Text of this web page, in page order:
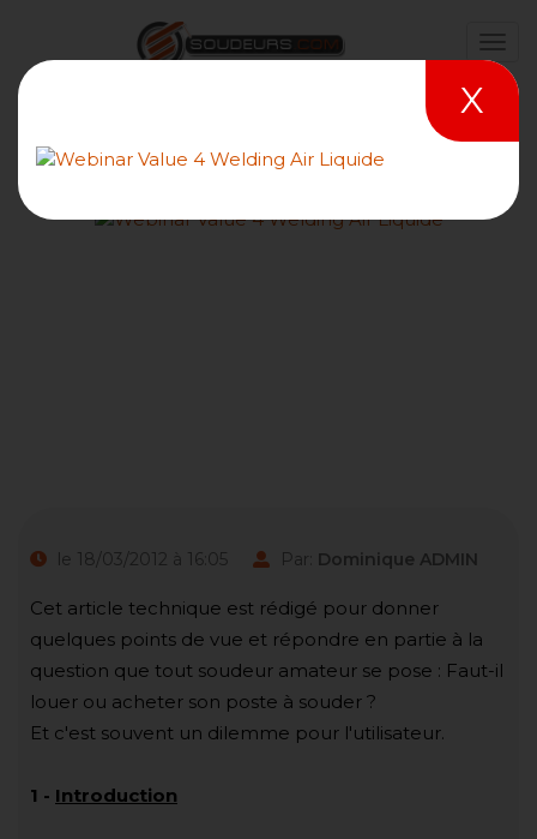
le 18/03/2012 à 16:05 Par: Dominique ADMIN
Cet article technique est rédigé pour donner
quelques points de vue et répondre en partie à la
question que tout soudeur amateur se pose : Faut-il
louer ou acheter son poste à souder ?
Et c'est souvent un dilemme pour l'utilisateur.
1 - Introduction
X